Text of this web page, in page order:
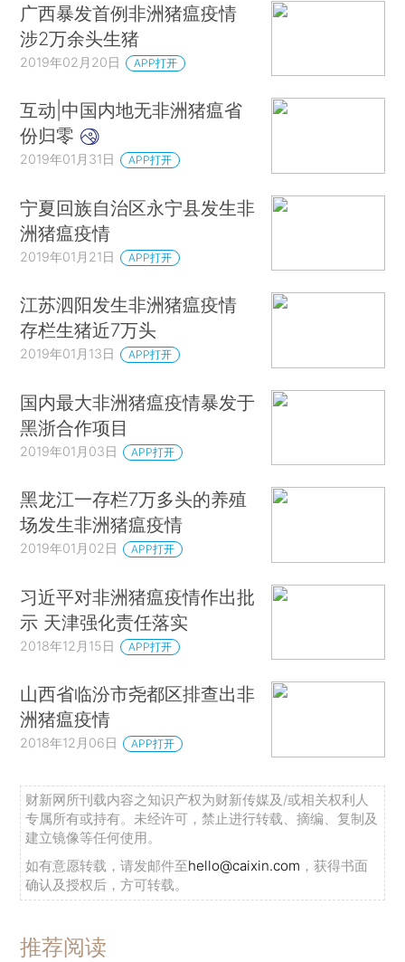
广西暴发首例非洲猪瘟疫情
涉2万余头生猪
2019年02月20日 APP打开
互动|中国内地无非洲猪瘟省
份归零
2019年01月31日 APP打开
宁夏回族自治区永宁县发生非
洲猪瘟疫情
2019年01月21日 APP打开
江苏泗阳发生非洲猪瘟疫情
存栏生猪近7万头
2019年01月13日 APP打开
国内最大非洲猪瘟疫情暴发于
黑浙合作项目
2019年01月03日 APP打开
黑龙江一存栏7万多头的养殖
场发生非洲猪瘟疫情
2019年01月02日 APP打开
习近平对非洲猪瘟疫情作出批
示 天津强化责任落实
2018年12月15日 APP打开
山西省临汾市尧都区排查出非
洲猪瘟疫情
2018年12月06日 APP打开
财新网所刊载内容之知识产权为财新传媒及/或相关权利人
专属所有或持有。未经许可，禁止进行转载、摘编、复制及
建立镜像等任何使用。
如有意愿转载，请发邮件至hello@caixin.com ，获得书面
确认及授权后，方可转载。
推荐阅读